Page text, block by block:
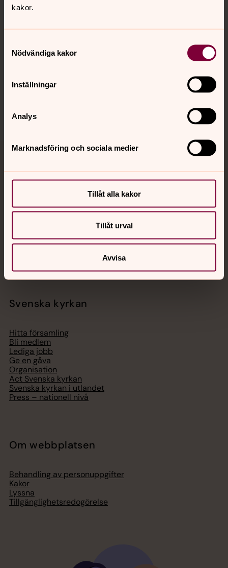
kakor.
Nödvändiga kakor
Inställningar
Analys
Marknadsföring och sociala medier
Tillåt alla kakor
Tillåt urval
Avvisa
Kalender
Sociala kanaler
med en präst på kvällar och nätter.
Digitalt brev
Svenska kyrkan
Hitta församling
Bli medlem
Lediga jobb
Ge en gåva
Organisation
Act Svenska kyrkan
Svenska kyrkan i utlandet
Press – nationell nivå
Om webbplatsen
Behandling av personuppgifter
Kakor
Lyssna
Tillgänglighetsredogörelse